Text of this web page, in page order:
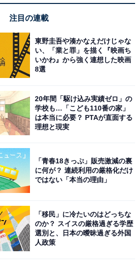
は？ 泊まれる？
市川崎区藤崎4-7-3
崎駅1番バス乗り場からバスで約
ィショナー、ボディソープは浴室
注目の連載
東野圭吾や湊かなえだけじゃな
い、「業と罪」を描く『映画ち
いかわ』から強く連想した映画
8選
20年間「駆け込み実績ゼロ」の
学校も…「こども110番の家」
は本当に必要？ PTAが直面する
理想と現実
「青春18きっぷ」販売激減の裏
に何が？ 連続利用の厳格化だけ
ではない「本当の理由」
「移民」に冷たいのはどっちな
のか？ スイスの厳格過ぎる学歴
選別と、日本の曖昧過ぎる外国
人政策